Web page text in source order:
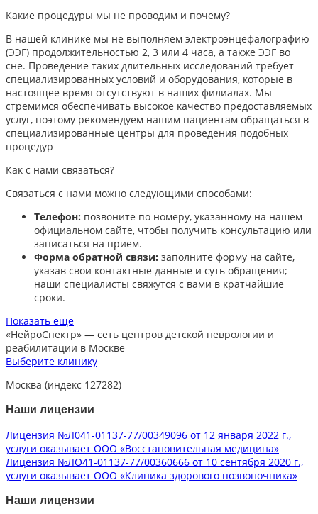
Какие процедуры мы не проводим и почему?
В нашей клинике мы не выполняем электроэнцефалографию
(ЭЭГ) продолжительностью 2, 3 или 4 часа, а также ЭЭГ во
сне. Проведение таких длительных исследований требует
специализированных условий и оборудования, которые в
настоящее время отсутствуют в наших филиалах. Мы
стремимся обеспечивать высокое качество предоставляемых
услуг, поэтому рекомендуем нашим пациентам обращаться в
специализированные центры для проведения подобных
процедур
Как с нами связаться?
Связаться с нами можно следующими способами:​
Телефон: позвоните по номеру, указанному на нашем
официальном сайте, чтобы получить консультацию или
записаться на прием.​
Форма обратной связи: заполните форму на сайте,
указав свои контактные данные и суть обращения;
наши специалисты свяжутся с вами в кратчайшие
сроки.​
Показать ещё
«НейроСпектр» — сеть центров детской неврологии и
реабилитации в Москве
Выберите клинику
Москва (индекс 127282)
Наши лицензии
Лицензия №Л041-01137-77/00349096 от 12 января 2022 г.,
услуги оказывает ООО «Восстановительная медицина»
Лицензия №ЛО41-01137-77/00360666 от 10 сентября 2020 г.,
услуги оказывает ООО «Клиника здорового позвоночника»
Наши лицензии